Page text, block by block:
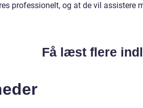
professionelt, og at de vil assistere
Få læst flere